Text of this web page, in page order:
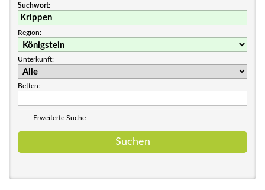
Suchwort:
Region:
Unterkunft:
Betten:
Erweiterte Suche